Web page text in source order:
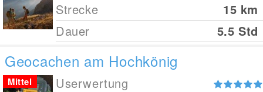
Strecke 15 km
Dauer
5.5 Std
Geocachen am Hochkönig
Userwertung
Mittel